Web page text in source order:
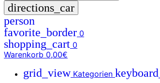
directions_car
person
favorite_border 0
shopping_cart 0
Warenkorb 0,00€
grid_viewKategorien